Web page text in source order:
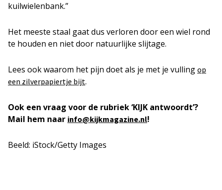
kuilwielenbank.”
Het meeste staal gaat dus verloren door een wiel rond
te houden en niet door natuurlijke slijtage.
Lees ook waarom het pijn doet als je met je vulling op
een zilverpapiertje bijt.
Ook een vraag voor de rubriek ‘KIJK antwoordt’?
Mail hem naar info@kijkmagazine.nl!
Beeld: iStock/Getty Images